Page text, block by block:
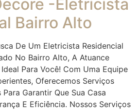
-Eletricista
Bairro Alto
De Um Eletricista Residencial
No Bairro Alto, A Atuance
Para Você! Com Uma Equipe
Oferecemos Serviços
Garantir Que Sua Casa
E Eficiência. Nossos Serviços